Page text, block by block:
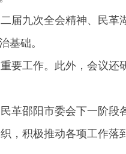
届九次全会精神、民革
基础。
要工作。此外，会议还
革邵阳市委会下一阶段
，积极推动各项工作落